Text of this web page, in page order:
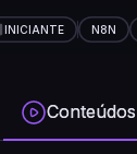
INICIANTE N8N
Conteúdos